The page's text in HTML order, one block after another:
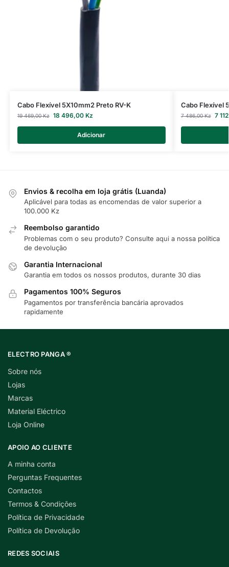
Cabo Flexível 5X10mm2 Preto RV-K
19 469,00Kz 18 496,00 Kz
Adicionar
Cabo Flexível
7 486,00Kz 7
Envios & recolha em loja grátis (Luanda)
Aplicável para todas as encomendas de valor superior a
100.000 Kz
Reembolso garantido
Problemas com o seu produto? Consulte aqui a nossa política
de devolução
Garantia Internacional
Garantia em todos os nossos produtos, durante 30 dias
Pagamentos 100% Seguros
Pagamentos por transferência bancária aprovados
rapidamente
ELECTRO PANGA ®
Sobre nós
Lojas
Marcas
Material Eléctrico
Loja Online
APOIO AO CLIENTE
A minha conta
Perguntas Frequentes
Contactos
Termos & Condições
Política de Privacidade
Política de Devolução
REDES SOCIAIS